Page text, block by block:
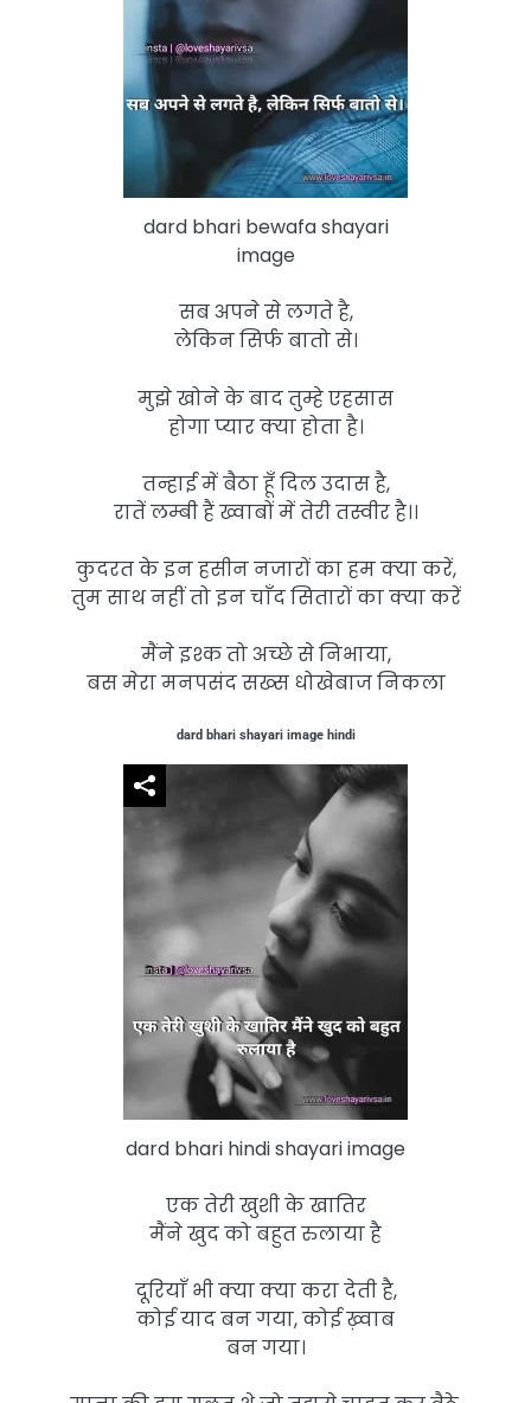
dard bhari bewafa shayari
image
सब अपने से लगते है,
लेकिन सिर्फ बातो से।
मुझे खोने के बाद तुम्हे एहसास
होगा प्यार क्या होता है।
तन्हाई में बैठा हूँ दिल उदास है,
रातें लम्बी हैं ख्वाबों में तेरी तस्वीर है।।
कुदरत के इन हसीन नजारों का हम क्या करें,
तुम साथ नहीं तो इन चाँद सितारों का क्या करें
मैंने इश्क तो अच्छे से निभाया,
बस मेरा मनपसंद सख्स धोखेबाज निकला
dard bhari shayari image hindi
dard bhari hindi shayari image
एक तेरी खुशी के खातिर
मैंने खुद को बहुत रुलाया है
दूरियाँ भी क्या क्या करा देती है,
कोई याद बन गया, कोई ख़्वाब
बन गया।